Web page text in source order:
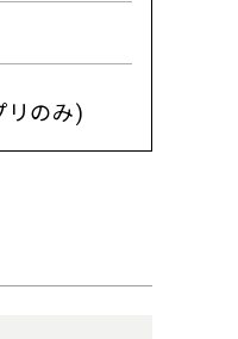
リのみ)